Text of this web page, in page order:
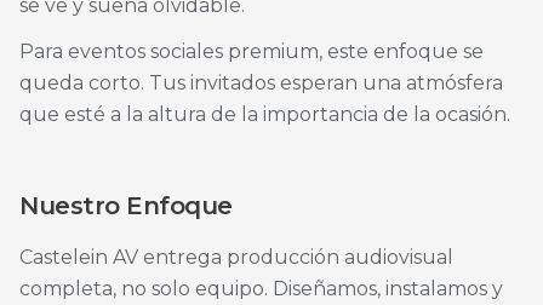
se ve y suena olvidable.
Para eventos sociales premium, este enfoque se
queda corto. Tus invitados esperan una atmósfera
que esté a la altura de la importancia de la ocasión.
Nuestro Enfoque
Castelein AV entrega producción audiovisual
completa, no solo equipo. Diseñamos, instalamos y